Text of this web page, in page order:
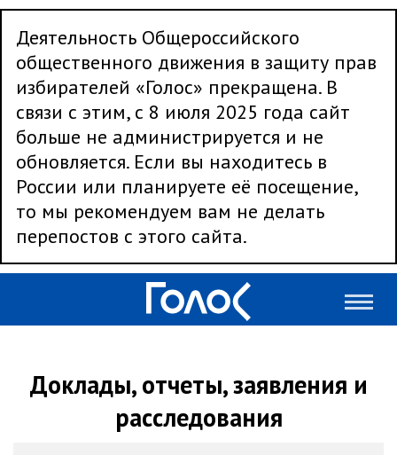
Деятельность Общероссийского
общественного движения в защиту прав
избирателей «Голос» прекращена. В
связи с этим, с 8 июля 2025 года сайт
больше не администрируется и не
обновляется. Если вы находитесь в
России или планируете её посещение,
то мы рекомендуем вам не делать
перепостов с этого сайта.
Доклады, отчеты, заявления и
расследования